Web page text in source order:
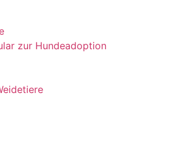
zur Hundeadoption